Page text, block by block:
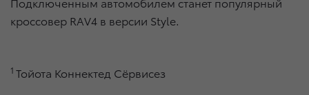
кроссовер RAV4 в версии Style.
1 Тойота Коннектед Сёрвисез